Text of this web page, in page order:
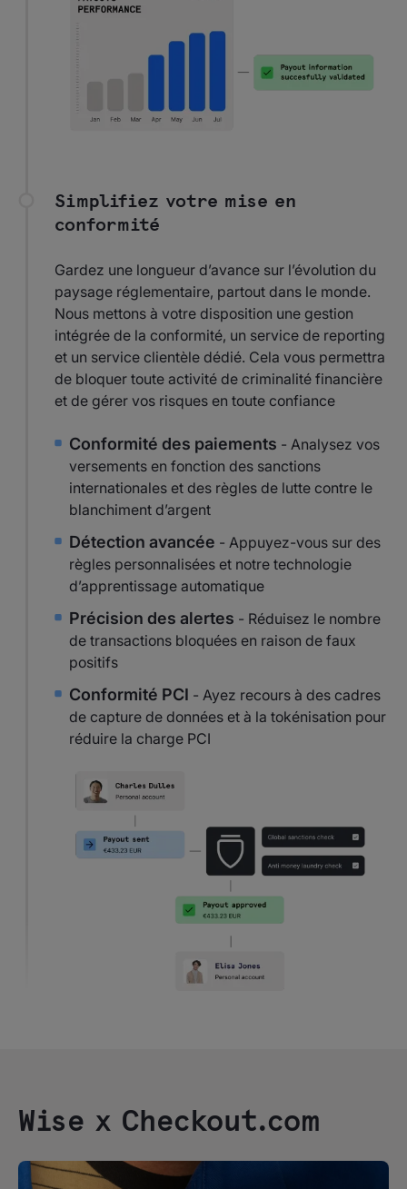
Simplifiez votre mise en
conformité
Gardez une longueur d’avance sur l’évolution du
paysage réglementaire, partout dans le monde.
Nous mettons à votre disposition une gestion
intégrée de la conformité, un service de reporting
et un service clientèle dédié. Cela vous permettra
de bloquer toute activité de criminalité financière
et de gérer vos risques en toute confiance
Conformité des paiements - Analysez vos
versements en fonction des sanctions
internationales et des règles de lutte contre le
blanchiment d’argent
Détection avancée - Appuyez-vous sur des
règles personnalisées et notre technologie
d’apprentissage automatique
Précision des alertes - Réduisez le nombre
de transactions bloquées en raison de faux
positifs
Conformité PCI - Ayez recours à des cadres
de capture de données et à la tokénisation pour
réduire la charge PCI
Wise x Checkout.com